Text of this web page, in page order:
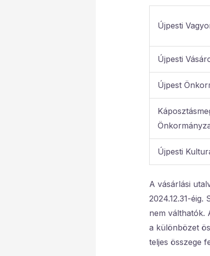
Újpesti
Újpesti
Újpest
Újpesti
A vásárlási
2024.12.31-
nem válthatók.
a különbözet
teljes összege